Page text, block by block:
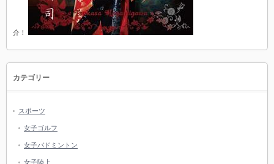
介！
カテゴリー
スポーツ
女子ゴルフ
女子バドミントン
女子陸上